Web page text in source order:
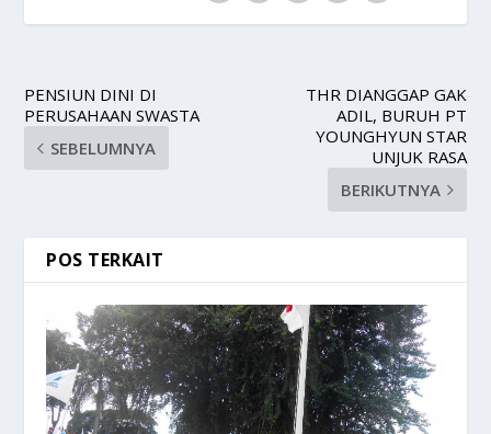
PENSIUN DINI DI
PERUSAHAAN SWASTA
SEBELUMNYA
THR DIANGGAP GAK
ADIL, BURUH PT
YOUNGHYUN STAR
UNJUK RASA
BERIKUTNYA
POS TERKAIT